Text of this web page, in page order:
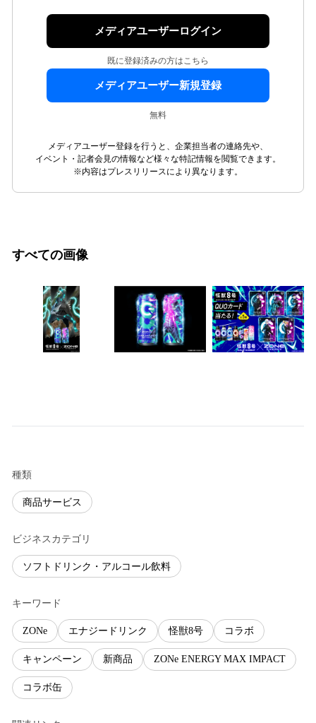
メディアユーザーログイン
既に登録済みの方はこちら
メディアユーザー新規登録
無料
メディアユーザー登録を行うと、企業担当者の連絡先や、
イベント・記者会見の情報など様々な特記情報を閲覧できます。
※内容はプレスリリースにより異なります。
すべての画像
種類
商品サービス
ビジネスカテゴリ
ソフトドリンク・アルコール飲料
キーワード
ZONe エナジードリンク 怪獣8号 コラボ
キャンペーン 新商品 ZONe ENERGY MAX IMPACT
コラボ缶